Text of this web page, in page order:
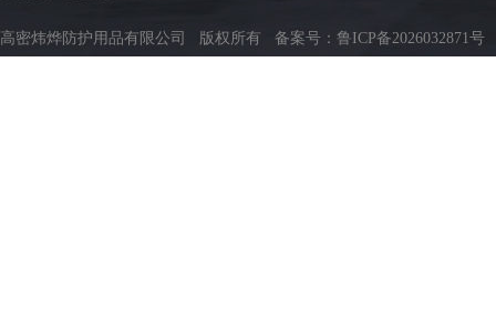
高密炜烨防护用品有限公司 版权所有 备案号： 鲁ICP备2026032871号